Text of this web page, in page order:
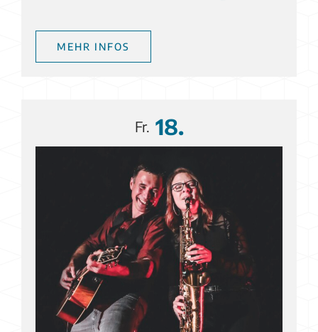
MEHR INFOS
Fr. 18.